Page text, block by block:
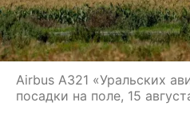
Airbus A321 «Уральских
посадки на поле, 15